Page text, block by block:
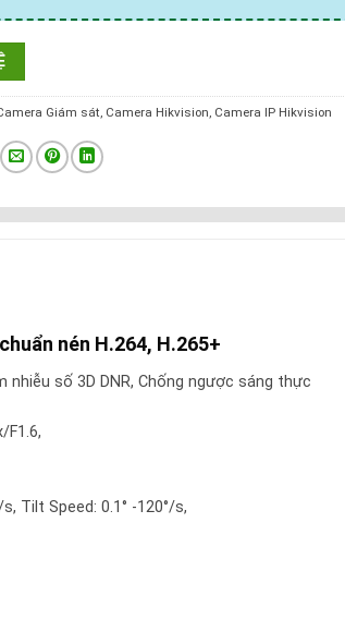
Giám sát, Camera Hikvision, Camera IP Hikvision
nén H.264, H.265+
nhiễu số 3D DNR, Chống ngược sáng thực
F1.6,
Tilt Speed: 0.1° -120°/s,